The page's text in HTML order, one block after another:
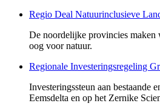
Regio Deal Natuurinclusieve
De noordelijke provincies maken
oog voor natuur.
Regionale Investeringsregeling
Investeringssteun aan bestaande
Eemsdelta en op het Zernike